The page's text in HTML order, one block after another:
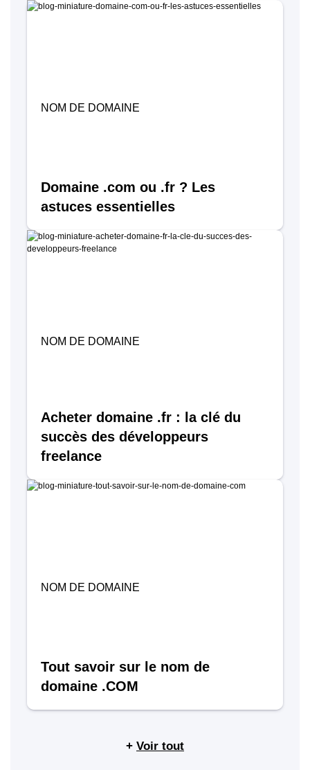
+ Voir tout
NOM DE DOMAINE
Domaine .com ou .fr ? Les
astuces essentielles
NOM DE DOMAINE
Acheter domaine .fr : la clé du
succès des développeurs
freelance
NOM DE DOMAINE
Tout savoir sur le nom de
domaine .COM